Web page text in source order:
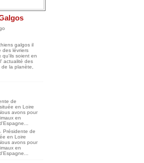
galgos il
des lévriers
qu'ils soient en
actualité des
la planète,
Présidente de
en Loire
avons pour
en